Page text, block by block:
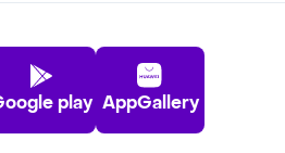
play AppGallery